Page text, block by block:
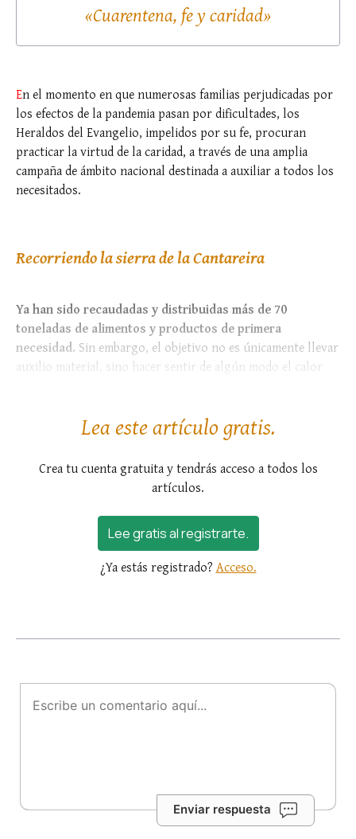
«Cuarentena, fe y caridad»
En el momento en que numerosas familias perjudicadas por
los efectos de la pandemia pasan por dificultades, los
Heraldos del Evangelio, impelidos por su fe, procuran
practicar la virtud de la caridad, a través de una amplia
campaña de ámbito nacional destinada a auxiliar a todos los
necesitados.
Recorriendo la sierra de la Cantareira
Ya han sido recaudadas y distribuidas más de 70
toneladas de alimentos y productos de primera
necesidad. Sin embargo, el objetivo no es únicamente llevar
auxilio material, sino hacer sentir de algún modo el calor
Lea este artículo gratis.
Crea tu cuenta gratuita y tendrás acceso a todos los
artículos.
Lee gratis al registrarte.
¿Ya estás registrado? Acceso.
Enviar respuesta